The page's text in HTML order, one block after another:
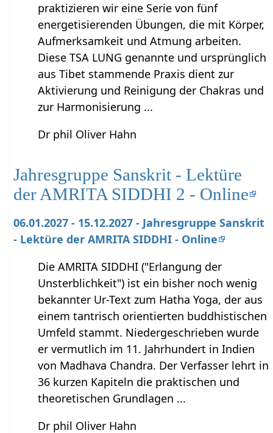
praktizieren wir eine Serie von fünf
energetisierenden Übungen, die mit Körper,
Aufmerksamkeit und Atmung arbeiten.
Diese TSA LUNG genannte und ursprünglich
aus Tibet stammende Praxis dient zur
Aktivierung und Reinigung der Chakras und
zur Harmonisierung ...
Dr phil Oliver Hahn
Jahresgruppe Sanskrit - Lektüre
der AMRITA SIDDHI 2 - Online
06.01.2027 - 15.12.2027 - Jahresgruppe Sanskrit
- Lektüre der AMRITA SIDDHI - Online
Die AMRITA SIDDHI ("Erlangung der
Unsterblichkeit") ist ein bisher noch wenig
bekannter Ur-Text zum Hatha Yoga, der aus
einem tantrisch orientierten buddhistischen
Umfeld stammt. Niedergeschrieben wurde
er vermutlich im 11. Jahrhundert in Indien
von Madhava Chandra. Der Verfasser lehrt in
36 kurzen Kapiteln die praktischen und
theoretischen Grundlagen ...
Dr phil Oliver Hahn